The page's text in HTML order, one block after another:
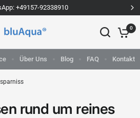
+49157-92338910
0
Über Uns Blog FAQ Kontakt
rund um reines